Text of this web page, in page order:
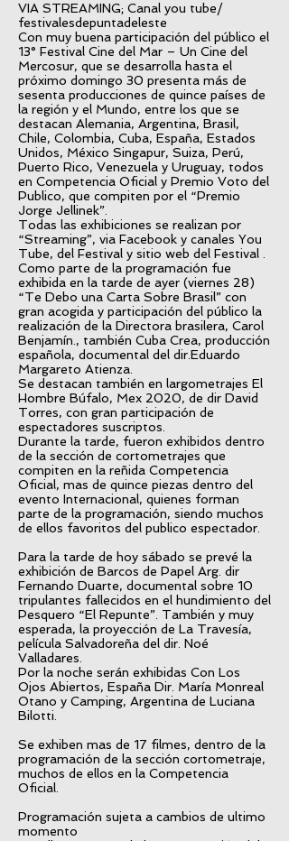
VIA STREAMING; Canal you tube/
festivalesdepuntadeleste
Con muy buena participación del público el
13° Festival Cine del Mar – Un Cine del
Mercosur, que se desarrolla hasta el
próximo domingo 30 presenta más de
sesenta producciones de quince países de
la región y el Mundo, entre los que se
destacan Alemania, Argentina, Brasil,
Chile, Colombia, Cuba, España, Estados
Unidos, México Singapur, Suiza, Perú,
Puerto Rico, Venezuela y Uruguay, todos
en Competencia Oficial y Premio Voto del
Publico, que compiten por el “Premio
Jorge Jellinek”.
Todas las exhibiciones se realizan por
“Streaming”, via Facebook y canales You
Tube, del Festival y sitio web del Festival .
Como parte de la programación fue
exhibida en la tarde de ayer (viernes 28)
“Te Debo una Carta Sobre Brasil” con
gran acogida y participación del público la
realización de la Directora brasilera, Carol
Benjamín., también Cuba Crea, producción
española, documental del dir.Eduardo
Margareto Atienza.
Se destacan también en largometrajes El
Hombre Búfalo, Mex 2020, de dir David
Torres, con gran participación de
espectadores suscriptos.
Durante la tarde, fueron exhibidos dentro
de la sección de cortometrajes que
compiten en la reñida Competencia
Oficial, mas de quince piezas dentro del
evento Internacional, quienes forman
parte de la programación, siendo muchos
de ellos favoritos del publico espectador.
Para la tarde de hoy sábado se prevé la
exhibición de Barcos de Papel Arg. dir
Fernando Duarte, documental sobre 10
tripulantes fallecidos en el hundimiento del
Pesquero “El Repunte”. También y muy
esperada, la proyección de La Travesía,
película Salvadoreña del dir. Noé
Valladares.
Por la noche serán exhibidas Con Los
Ojos Abiertos, España Dir. María Monreal
Otano y Camping, Argentina de Luciana
Bilotti.
Se exhiben mas de 17 filmes, dentro de la
programación de la sección cortometraje,
muchos de ellos en la Competencia
Oficial.
Programación sujeta a cambios de ultimo
momento